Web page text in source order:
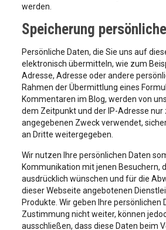
werden.
Speicherung
Persönliche Daten, die Sie uns auf
elektronisch übermitteln, wie zum
Adresse, Adresse oder andere
Rahmen der Übermittlung eines
Kommentaren im Blog, werden von
dem Zeitpunkt und der IP-Adresse nur
angegebenen Zweck verwendet,
an Dritte weitergegeben.
Wir nutzen Ihre persönlichen Daten
Kommunikation mit jenen Besuchern,
ausdrücklich wünschen und für die
dieser Webseite angebotenen
Produkte. Wir geben Ihre persönlichen
Zustimmung nicht weiter, können
ausschließen, dass diese Daten beim